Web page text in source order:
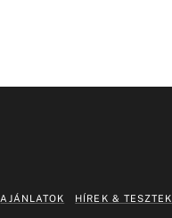
AJÁNLATOK HÍREK & TESZTEK